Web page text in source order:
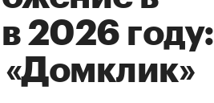
2026 году: